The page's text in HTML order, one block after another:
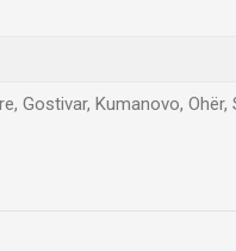
Gostivar, Kumanovo, Ohër,